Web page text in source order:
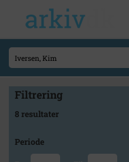
Filtrering
8 resultater
Periode